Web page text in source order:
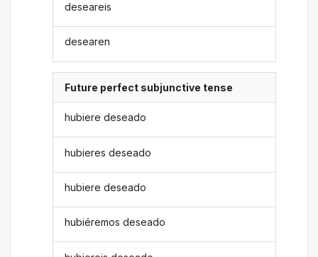
deseareis
desearen
Future perfect subjunctive tense
hubiere deseado
hubieres deseado
hubiere deseado
hubiéremos deseado